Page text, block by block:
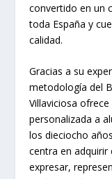
convertido en un
toda España y
calidad.
Gracias a su
metodología del
Villaviciosa
personalizada a
los dieciocho
centra en
expresar,